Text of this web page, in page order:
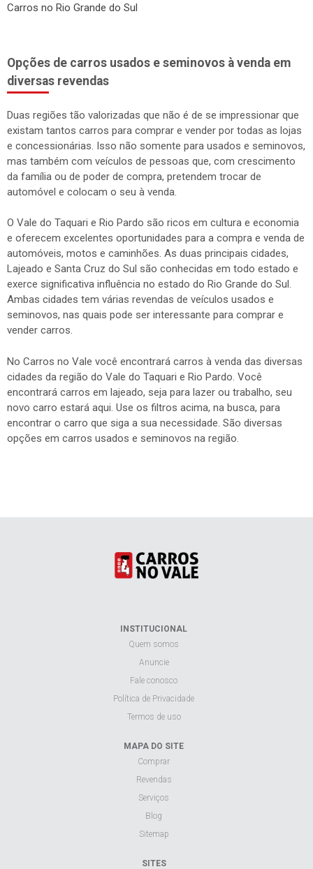
Carros no Rio Grande do Sul
Opções de carros usados e seminovos à venda em
diversas revendas
Duas regiões tão valorizadas que não é de se impressionar que
existam tantos carros para comprar e vender por todas as lojas
e concessionárias. Isso não somente para usados e seminovos,
mas também com veículos de pessoas que, com crescimento
da família ou de poder de compra, pretendem trocar de
automóvel e colocam o seu à venda.
O Vale do Taquari e Rio Pardo são ricos em cultura e economia
e oferecem excelentes oportunidades para a compra e venda de
automóveis, motos e caminhões. As duas principais cidades,
Lajeado e Santa Cruz do Sul são conhecidas em todo estado e
exerce significativa influência no estado do Rio Grande do Sul.
Ambas cidades tem várias revendas de veículos usados e
seminovos, nas quais pode ser interessante para comprar e
vender carros.
No Carros no Vale você encontrará carros à venda das diversas
cidades da região do Vale do Taquari e Rio Pardo. Você
encontrará carros em lajeado, seja para lazer ou trabalho, seu
novo carro estará aqui. Use os filtros acima, na busca, para
encontrar o carro que siga a sua necessidade. São diversas
opções em carros usados e seminovos na região.
INSTITUCIONAL
Quem somos
Anuncie
Fale conosco
Política de Privacidade
Termos de uso
MAPA DO SITE
Comprar
Revendas
Serviços
Blog
Sitemap
SITES